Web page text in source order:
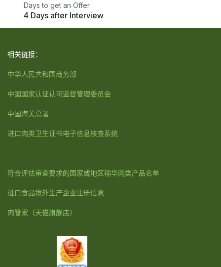
Days to get an Offer
4 Days after Interview
相关链接：
中华人民共和国商务部
中国国家认证认可监督管理委员会
中国海关总署
进口肉类卫生证书电子信息核查系统
符合评估审查要求的国家或地区输华肉类产品名单
进口食品境外生产企业注册信息
肉管家 （天猫旗舰店）